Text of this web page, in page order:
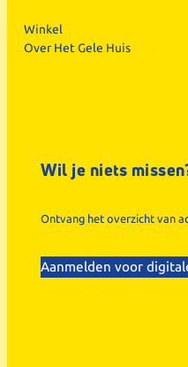
Winkel
Over Het Gele Huis
Wil je niets
Ontvang het overzicht van
Aanmelden voor